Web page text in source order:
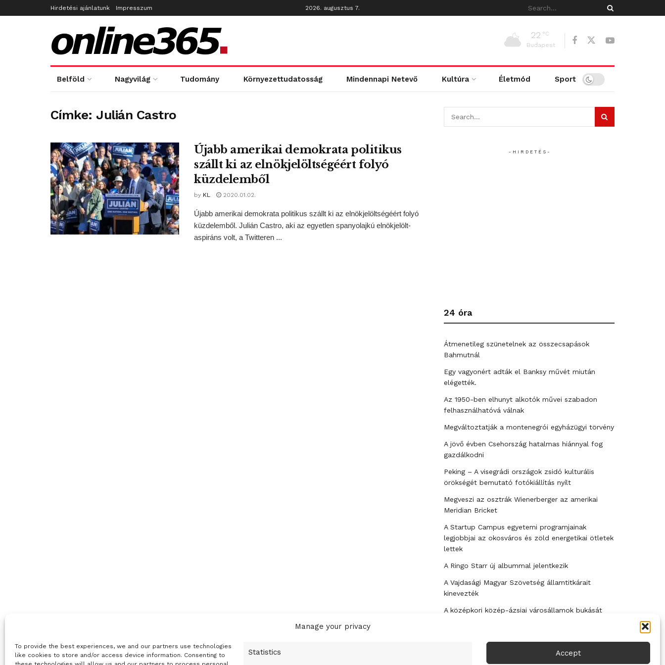
Manage your privacy
To provide the best experiences, we and our partners use technologies
like cookies to store and/or access device information. Consenting to
Statistics Accept
Hirdetési ajánlatunk Impresszum 2026. augusztus 7.
22 °C
Budapest
Belföld Nagyvilág Tudomány Környezettudatosság Mindennapi Netevő Kultúra Életmód Sport
Címke: Julián Castro
Újabb amerikai demokrata politikus
szállt ki az elnökjelöltségéért folyó
küzdelemből
by KL 2020.01.02.
Újabb amerikai demokrata politikus szállt ki az elnökjelöltségéért folyó
küzdelemből. Julián Castro, aki az egyetlen spanyolajkú elnökjelölt-
aspiráns volt, a Twitteren ...
- H I R D E T É S -
24 óra
Átmenetileg szünetelnek az összecsapások
Bahmutnál
Egy vagyonért adták el Banksy művét miután
elégették.
Az 1950-ben elhunyt alkotók művei szabadon
felhasználhatóvá válnak
Megváltoztatják a montenegrói egyházügyi törvény
A jövő évben Csehország hatalmas hiánnyal fog
gazdálkodni
Peking – A visegrádi országok zsidó kulturális
örökségét bemutató fotókiállítás nyílt
Megveszi az osztrák Wienerberger az amerikai
Meridian Bricket
A Startup Campus egyetemi programjainak
legjobbjai az okosváros és zöld energetikai ötletek
lettek
A Ringo Starr új albummal jelentkezik
A Vajdasági Magyar Szövetség államtitkárait
kinevezték
A középkori közép-ázsiai városállamok bukását